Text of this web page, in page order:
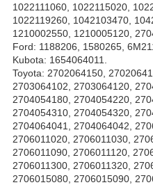
1022111060, 1022115020,
1022119260, 1042103470,
1210002550, 1210005120,
Ford: 1188206, 1580265,
Kubota: 1654064011.
Toyota: 2702064150,
2703064102, 2703064120,
2704054180, 2704054220,
2704054310, 2704054320,
2704064041, 2704064042,
2706011020, 2706011030,
2706011090, 2706011120,
2706011300, 2706011320,
2706015080, 2706015090,